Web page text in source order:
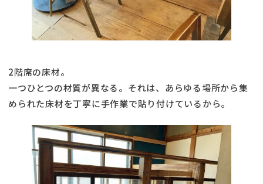
2階席の床材。
一つひとつの材質が異なる。それは、あらゆる場所から集
められた床材を丁寧に手作業で貼り付けているから。